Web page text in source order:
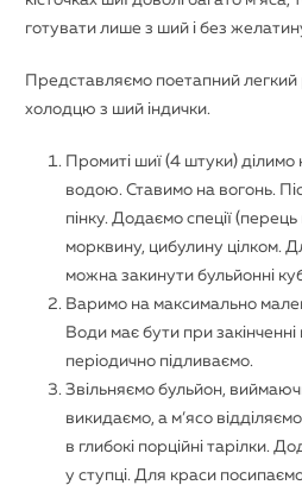
готувати лише з ший і без
Представляємо поетапний легкий
холодцю з ший індички.
Промиті шиї (4 штуки) ділимо
водою. Ставимо на вогонь.
пінку. Додаємо спеції
морквину, цибулину цілком.
можна закинути бульйонні
Варимо на максимально
Води має бути при
періодично підливаємо.
Звільняємо бульйон,
викидаємо, а м’ясо
в глибокі порційні тарілки.
у ступці. Для краси